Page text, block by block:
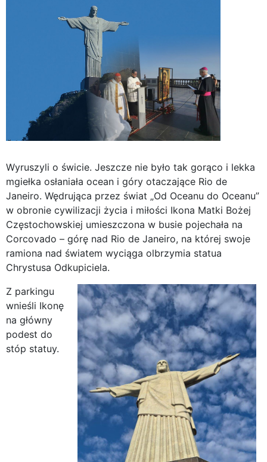
Wyruszyli o świcie. Jeszcze nie było tak gorąco i lekka
mgiełka osłaniała ocean i góry otaczające Rio de
Janeiro. Wędrująca przez świat „Od Oceanu do Oceanu”
w obronie cywilizacji życia i miłości Ikona Matki Bożej
Częstochowskiej umieszczona w busie pojechała na
Corcovado – górę nad Rio de Janeiro, na której swoje
ramiona nad światem wyciąga olbrzymia statua
Chrystusa Odkupiciela.
Z parkingu
wnieśli Ikonę
na główny
podest do
stóp statuy.